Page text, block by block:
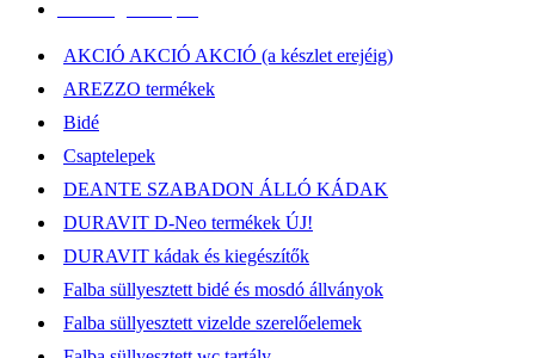
AKCIÓ AKCIÓ AKCIÓ (a készlet erejéig)
AREZZO termékek
Bidé
Csaptelepek
DEANTE SZABADON ÁLLÓ KÁDAK
DURAVIT D-Neo termékek ÚJ!
DURAVIT kádak és kiegészítők
Falba süllyesztett bidé és mosdó állványok
Falba süllyesztett vizelde szerelőelemek